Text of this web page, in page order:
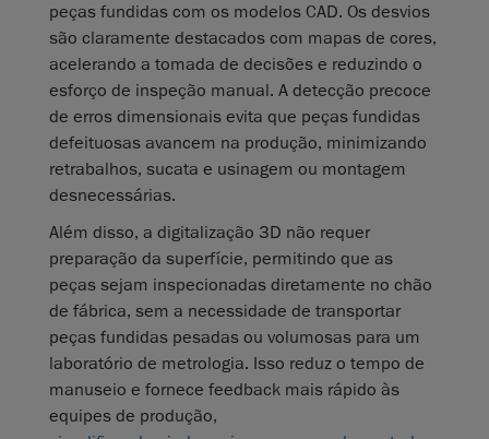
peças fundidas com os modelos CAD. Os desvios
são claramente destacados com mapas de cores,
acelerando a tomada de decisões e reduzindo o
esforço de inspeção manual. A detecção precoce
de erros dimensionais evita que peças fundidas
defeituosas avancem na produção, minimizando
retrabalhos, sucata e usinagem ou montagem
desnecessárias.
Além disso, a digitalização 3D não requer
preparação da superfície, permitindo que as
peças sejam inspecionadas diretamente no chão
de fábrica, sem a necessidade de transportar
peças fundidas pesadas ou volumosas para um
laboratório de metrologia. Isso reduz o tempo de
manuseio e fornece feedback mais rápido às
equipes de produção,